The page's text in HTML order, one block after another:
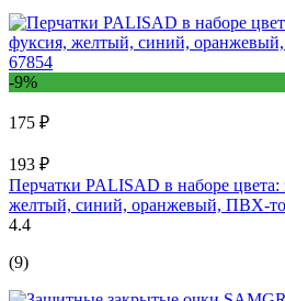
-9%
175 ₽
193 ₽
Перчатки PALISAD в наборе цвета:
желтый, синий, оранжевый, ПВХ-
4.4
(9)